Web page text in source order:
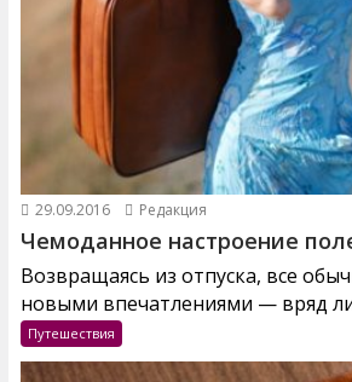
29.09.2016 Редакция
Чемоданное настроение
Возвращаясь из отпуска, все
новыми впечатлениями — вряд ли
Путешествия